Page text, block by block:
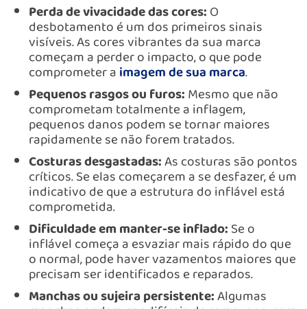
Perda de vivacidade das cores:O
desbotamento é um dos primeiros sinais
visíveis. As cores vibrantes da sua marca
começam a perder o impacto, o que pode
comprometer aimagem de sua marca.
Pequenos rasgos ou furos:Mesmo que não
comprometam totalmente a inflagem,
pequenos danos podem se tornar maiores
rapidamente se não forem tratados.
Costuras desgastadas:As costuras são pontos
críticos. Se elas começarem a se desfazer, é um
indicativo de que a estrutura do inflável está
comprometida.
Dificuldade em manter-se inflado:Se o
inflável começa a esvaziar mais rápido do que
o normal, pode haver vazamentos maiores que
precisam ser identificados e reparados.
Manchas ou sujeira persistente:Algumas